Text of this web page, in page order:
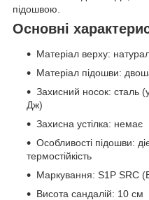
підошвою.
Основні
Матеріал верху:
Матеріал підошви:
Захисний носок: сталь
Дж)
Захисна устілка: немає
Особливості підошви:
термостійкість
Маркування: S1P SRC
Висота сандалій: 10 см